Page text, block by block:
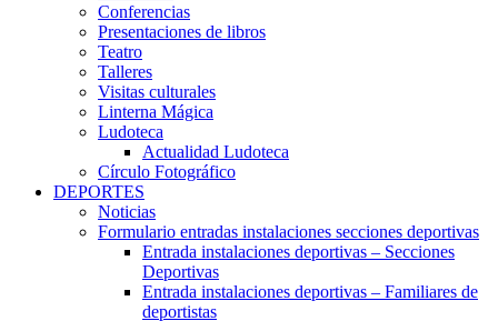
Conferencias
Presentaciones de libros
Teatro
Talleres
Visitas culturales
Linterna Mágica
Ludoteca
Actualidad Ludoteca
Círculo Fotográfico
DEPORTES
Noticias
Formulario entradas instalaciones secciones deportivas
Entrada instalaciones deportivas – Secciones
Deportivas
Entrada instalaciones deportivas – Familiares de
deportistas